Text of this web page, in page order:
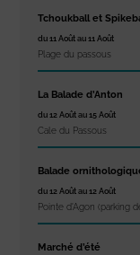
Tchoukball et
du 11 Août au 11 Août
Plage du passous
La Balade d’Anton
du 12 Août au 15 Août
Cale du Passous
Balade
du 12 Août au 12 Août
Pointe d'Agon (parking
Marché d’été